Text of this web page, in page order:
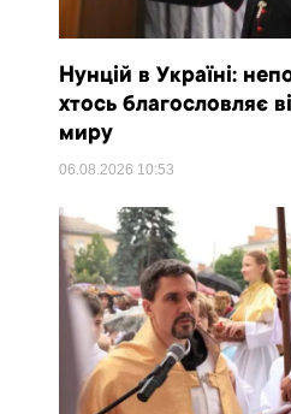
Нунцій в Україні:
хтось благословляє
миру
06.08.2026 10:53